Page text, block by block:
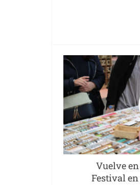
Vuelve
Festival